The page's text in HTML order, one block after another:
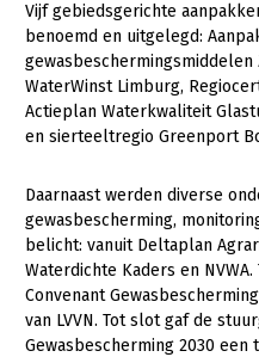
Sectoren
Dier
Biologische Landbouw
Kalverhouderij
Konijnenhouderij
Melkveehouderij
Paardenhouderij
Plant
Biologische Landbouw
Bollenteelt
Bomen, vaste planten
Fruitteelt
Multifunctioneel
Vrouw en Bedrijf
Onderwerpen
Nieuws
Nieuwsabonnement
Vijf gebiedsgerichte
benoemd en uitgelegd:
gewasbeschermingsmiddelen
WaterWinst Limburg,
Actieplan Waterkwaliteit
en sierteeltregio Greenport
Daarnaast werden diverse
gewasbescherming,
belicht: vanuit Deltaplan
Waterdichte Kaders en
Convenant
van LVVN. Tot slot gaf de
Gewasbescherming 2030